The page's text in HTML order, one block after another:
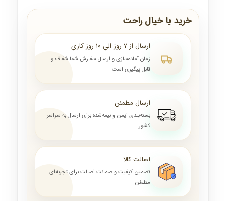
خرید با خیال راحت
ارسال از ۷ روز الی ۱۰ روز کاری
زمان آماده‌سازی و ارسال سفارش شما شفاف و
قابل پیگیری است
ارسال مطمئن
بسته‌بندی ایمن و بیمه‌شده برای ارسال به سراسر
کشور
اصالت کالا
تضمین کیفیت و ضمانت اصالت برای تجربه‌ای
مطمئن